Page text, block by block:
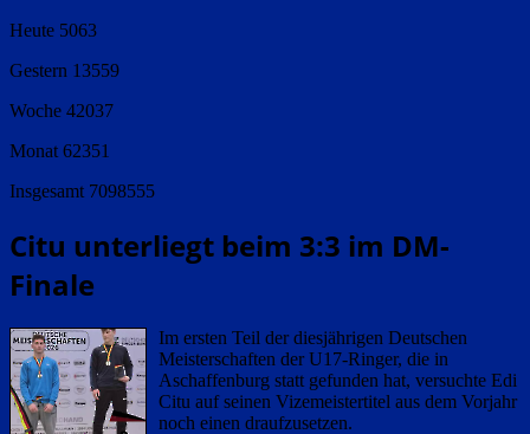
Heute 5063
Gestern 13559
Woche 42037
Monat 62351
Insgesamt 7098555
Citu unterliegt beim 3:3 im DM-
Finale
Im ersten Teil der diesjährigen Deutschen
Meisterschaften der U17-Ringer, die in
Aschaffenburg statt gefunden hat, versuchte Edi
Citu auf seinen Vizemeistertitel aus dem Vorjahr
noch einen draufzusetzen.